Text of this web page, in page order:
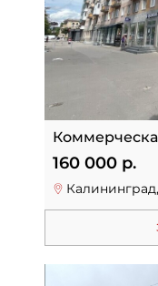
160 000 р.